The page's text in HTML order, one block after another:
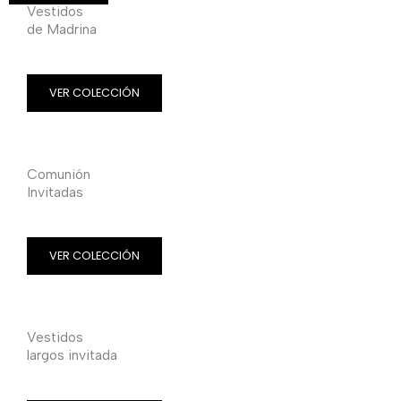
Vestidos
de Madrina
VER COLECCIÓN
Comunión
Invitadas
VER COLECCIÓN
Vestidos
largos invitada